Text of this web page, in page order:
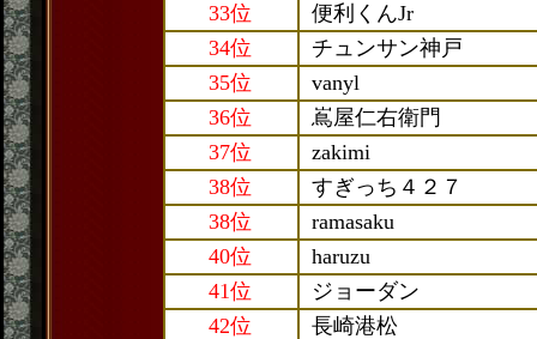
33位
便利くんJr
34位
チュンサン神戸
35位
vanyl
36位
嶌屋仁右衛門
37位
zakimi
38位
すぎっち４２７
38位
ramasaku
40位
haruzu
41位
ジョーダン
42位
長崎港松